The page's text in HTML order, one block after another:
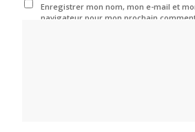
Enregistrer mon nom, mon e-mail et
navigateur pour mon prochain